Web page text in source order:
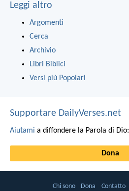
Leggi altro
Argomenti
Cerca
Archivio
Libri Biblici
Versi più Popolari
Supportare DailyVerses.net
Aiutami a diffondere la Parola di Dio:
Dona
Chi sono Dona Contatto